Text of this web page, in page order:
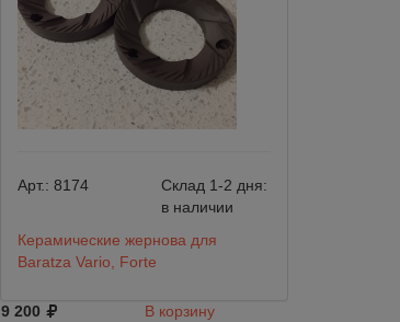
Арт.:8174
Склад 1-2 дня:
в наличии
Керамические жернова для
Baratza Vario, Forte
9 200
В корзину